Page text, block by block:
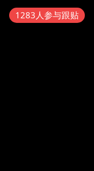
1283人参与跟贴